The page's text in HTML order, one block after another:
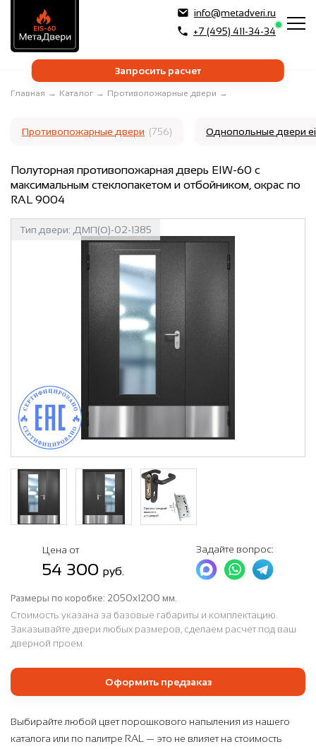
info@metadveri.ru
+7 (495) 411-34-34
Запросить расчет
Главная → Каталог → Противопожарные двери →
Противопожарные двери (756) Однопольные двери
Полуторная противопожарная дверь EIW-60 с
максимальным стеклопакетом и отбойником, окрас по
RAL 9004
Тип двери: ДМП(О)-02-1385
Цена от
54 300 руб.
Задайте вопрос:
Размеры по коробке: 2050х1200 мм.
Стоимость указана за базовые габариты и комплектацию.
Заказывайте двери любых размеров, сделаем расчет под ваш
дверной проем.
Оформить предзаказ
Выбирайте любой цвет порошкового напыления из нашего
каталога или по палитре RAL — это не влияет на стоимость